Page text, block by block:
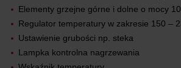
Elementy grzejne górne i dolne o mocy
Regulator temperatury w zakresie 150 –
Ustawienie grubości np. steka
Lampka kontrolna nagrzewania